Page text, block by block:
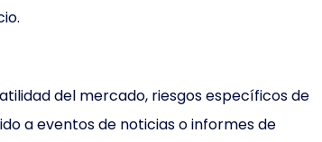
del mercado, riesgos específicos de
a eventos de noticias o informes de